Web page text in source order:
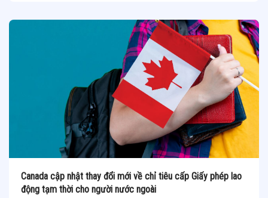
Canada cập nhật thay đổi mới về chỉ tiêu cấp Giấy phép lao
động tạm thời cho người nước ngoài